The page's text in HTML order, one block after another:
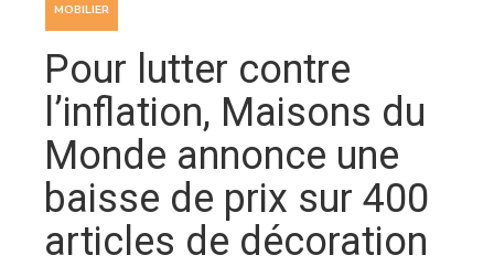
MOBILIER
Pour lutter contre
l’inflation, Maisons du
Monde annonce une
baisse de prix sur 400
articles de décoration